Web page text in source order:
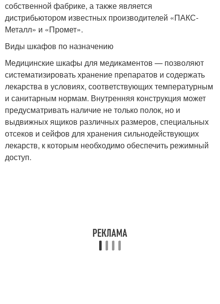
собственной фабрике, а также является
дистрибьютором известных производителей «ПАКС-
Металл» и «Промет».
Виды шкафов по назначению
Медицинские шкафы для медикаментов — позволяют
систематизировать хранение препаратов и содержать
лекарства в условиях, соответствующих температурным
и санитарным нормам. Внутренняя конструкция может
предусматривать наличие не только полок, но и
выдвижных ящиков различных размеров, специальных
отсеков и сейфов для хранения сильнодействующих
лекарств, к которым необходимо обеспечить режимный
доступ.